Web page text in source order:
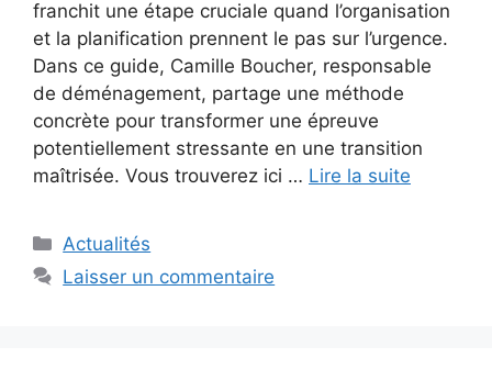
franchit une étape cruciale quand l’organisation
et la planification prennent le pas sur l’urgence.
Dans ce guide, Camille Boucher, responsable
de déménagement, partage une méthode
concrète pour transformer une épreuve
potentiellement stressante en une transition
maîtrisée. Vous trouverez ici … Lire la suite
Catégories
Actualités
Laisser un commentaire